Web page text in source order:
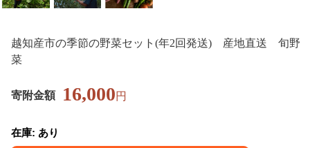
越知産市の季節の野菜セット(年2回発送) 産地直送 旬野
菜
寄附金額 16,000円
在庫: あり